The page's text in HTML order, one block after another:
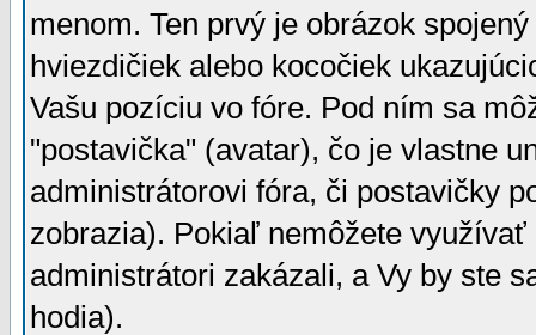
menom. Ten prvý je obrázok
hviezdičiek alebo kocočiek
Vašu pozíciu vo fóre. Pod ním sa
"postavička" (avatar), čo je vlastne
administrátorovi fóra, či postavičky
zobrazia). Pokiaľ nemôžete
administrátori zakázali, a Vy by ste
hodia).